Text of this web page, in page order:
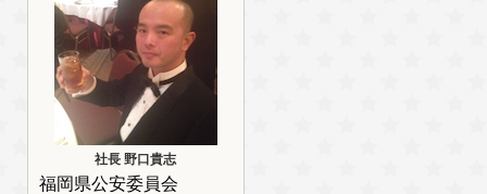
社長 野口貴志
福岡県公安委員会